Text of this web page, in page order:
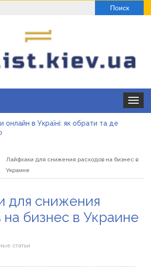
Toggle
онлайн в Україні: як обрати та де
— лідер серед компаній з
батарей
Лайфхаки для снижения расходов на бизнес в
Украине
для снижения
на бизнес в Украине
статьи